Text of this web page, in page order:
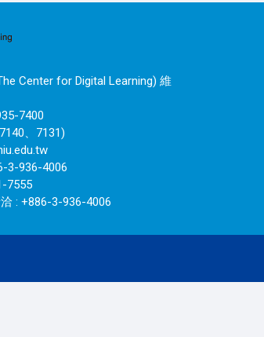
Center for Digital Learning) 維
7400
、7131)
3-936-4006
7555
: +886-3-936-4006